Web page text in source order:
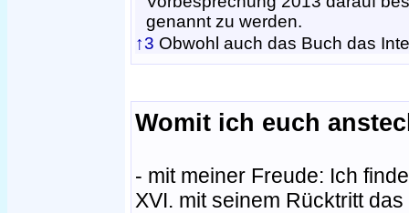
genannt zu werden.
↑3 Obwohl auch das Buch das
Womit ich euch
- mit meiner Freude: Ich
XVI. mit seinem Rücktritt